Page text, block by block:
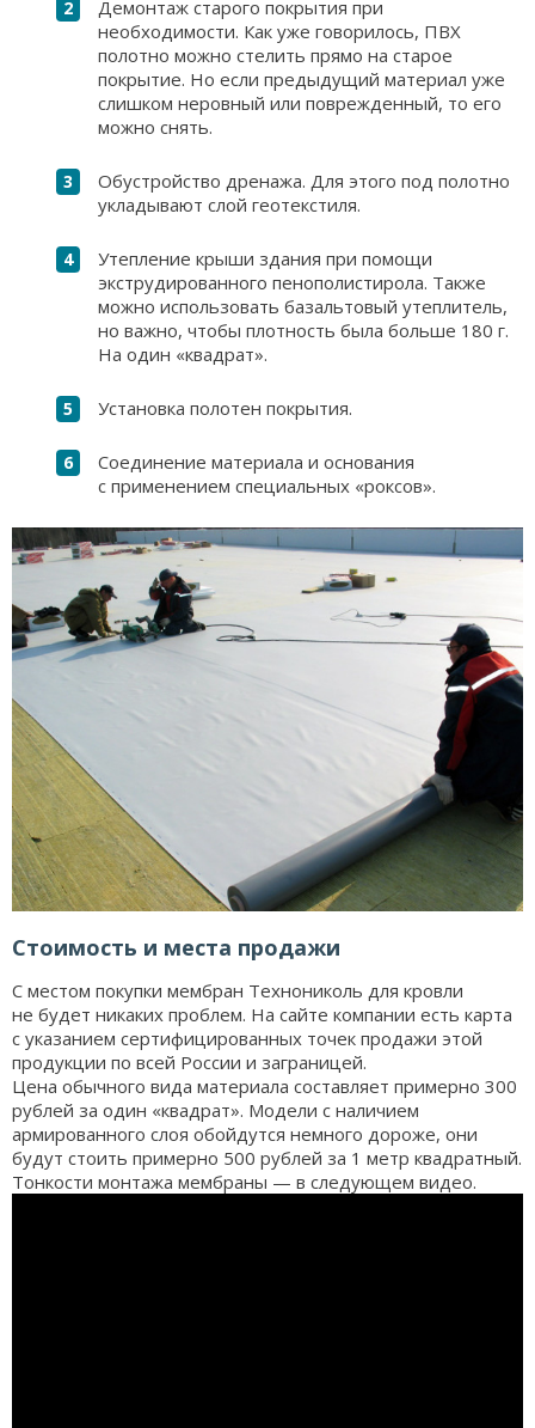
Демонтаж старого покрытия при
необходимости. Как уже говорилось, ПВХ
полотно можно стелить прямо на старое
покрытие. Но если предыдущий материал уже
слишком неровный или поврежденный, то его
можно снять.
Обустройство дренажа. Для этого под полотно
укладывают слой геотекстиля.
Утепление крыши здания при помощи
экструдированного пенополистирола. Также
можно использовать базальтовый утеплитель,
но важно, чтобы плотность была больше 180 г.
На один «квадрат».
Установка полотен покрытия.
Соединение материала и основания
с применением специальных «роксов».
Стоимость и места продажи
С местом покупки мембран Технониколь для кровли
не будет никаких проблем. На сайте компании есть карта
с указанием сертифицированных точек продажи этой
продукции по всей России и заграницей.
Цена обычного вида материала составляет примерно 300
рублей за один «квадрат». Модели с наличием
армированного слоя обойдутся немного дороже, они
будут стоить примерно 500 рублей за 1 метр квадратный.
Тонкости монтажа мембраны — в следующем видео.